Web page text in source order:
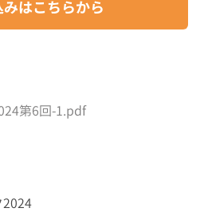
はこちらから
第6回-1.pdf